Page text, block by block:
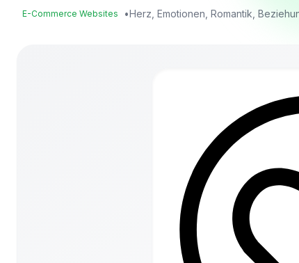
E-Commerce Websites •Herz, Emotionen, Romantik,